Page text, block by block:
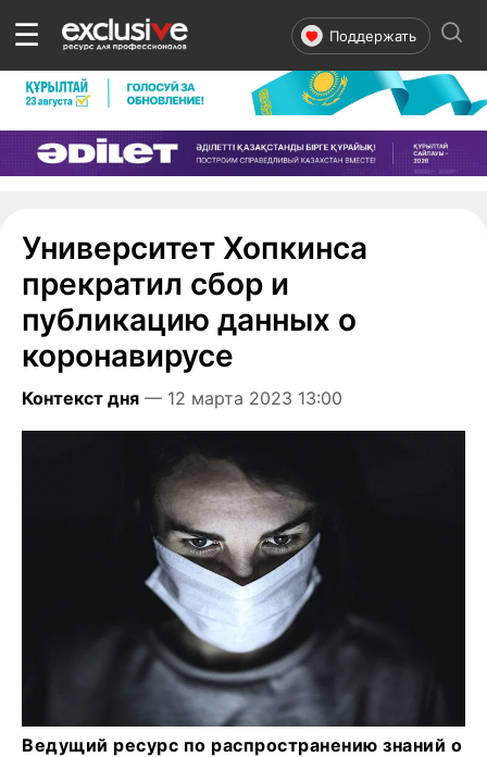
☰ Поддержать
Университет Хопкинса
прекратил сбор и
публикацию данных о
коронавирусе
Контекст дня — 12 марта 2023 13:00
Ведущий ресурс по распространению знаний о